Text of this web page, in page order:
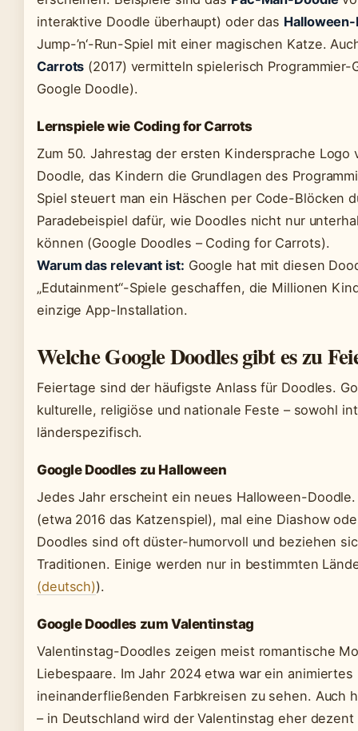
interaktive Doodle überhaupt) oder das
Jump-’n‘-Run-Spiel mit einer magischen Katze.
Carrots (2017) vermitteln spielerisch Programmier-
Google Doodle).
Lernspiele wie Coding for Carrots
Zum 50. Jahrestag der ersten Kindersprache
Doodle, das Kindern die Grundlagen des
Spiel steuert man ein Häschen per Code-Blöcken
Paradebeispiel dafür, wie Doodles nicht nur
können (Google Doodles – Coding for Carrots).
Warum das relevant ist: Google hat mit diesen
„Edutainment“-Spiele geschaffen, die Millionen
einzige App-Installation.
Welche Google Doodles gibt es zu
Feiertage sind der häufigste Anlass für Doodles.
kulturelle, religiöse und nationale Feste – sowohl
länderspezifisch.
Google Doodles zu Halloween
Jedes Jahr erscheint ein neues Halloween-
(etwa 2016 das Katzenspiel), mal eine Diashow
Doodles sind oft düster-humorvoll und beziehen
Traditionen. Einige werden nur in bestimmten
(deutsch)).
Google Doodles zum Valentinstag
Valentinstag-Doodles zeigen meist romantische
Liebespaare. Im Jahr 2024 etwa war ein
ineinanderfließenden Farbkreisen zu sehen. Auch
– in Deutschland wird der Valentinstag eher